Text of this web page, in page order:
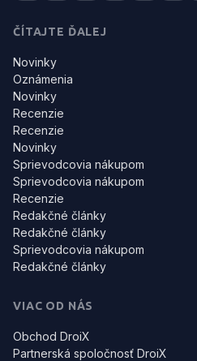
ČÍTAJTE ĎALEJ
Novinky
Oznámenia
Novinky
Recenzie
Recenzie
Novinky
Sprievodcovia nákupom
Sprievodcovia nákupom
Recenzie
Redakčné články
Redakčné články
Sprievodcovia nákupom
Redakčné články
VIAC OD NÁS
Obchod DroiX
Partnerská spoločnosť DroiX